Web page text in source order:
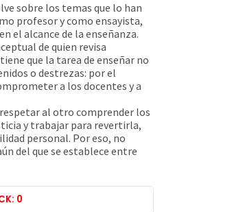
sobre los temas que lo han
profesor y como ensayista,
el alcance de la enseñanza.
de quien revisa
que la tarea de enseñar no
o destrezas: por el
a los docentes y a
al otro comprender los
y trabajar para revertirla,
personal. Por eso, no
del que se establece entre
0